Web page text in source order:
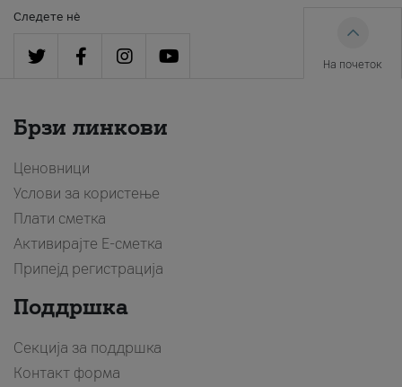
Следете нè
На почеток
Брзи линкови
Ценовници
Услови за користење
Плати сметка
Активирајте Е-сметка
Припејд регистрација
Поддршка
Секција за поддршка
Контакт форма